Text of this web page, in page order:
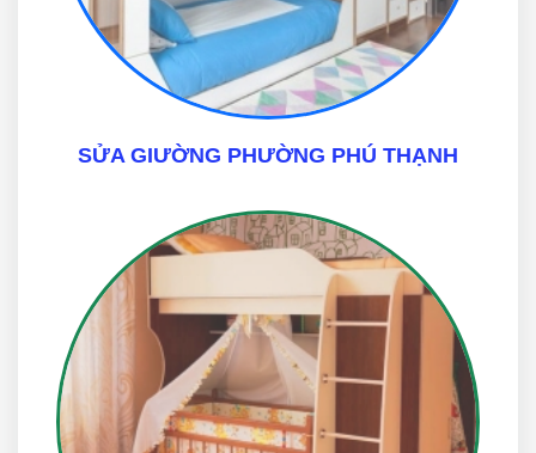
SỬA GIƯỜNG PHƯỜNG PHÚ THẠNH